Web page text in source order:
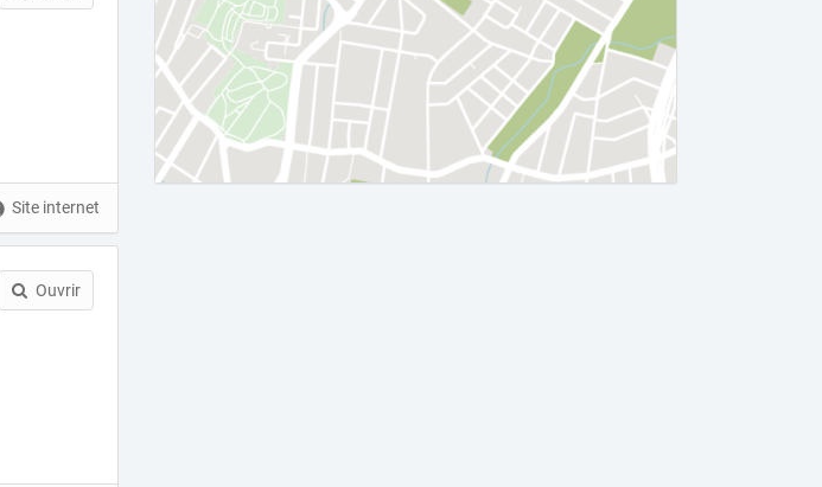
Site internet
Ouvrir